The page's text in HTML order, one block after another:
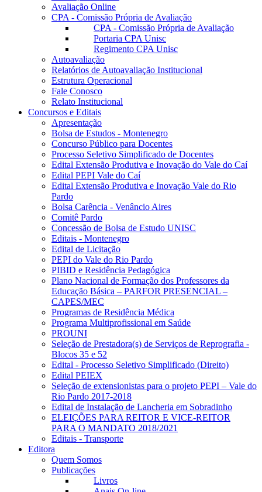
Avaliação Online
CPA - Comissão Própria de Avaliação
CPA - Comissão Própria de Avaliação
Portaria CPA Unisc
Regimento CPA Unisc
Autoavaliação
Relatórios de Autoavaliação Institucional
Estrutura Operacional
Fale Conosco
Relato Institucional
Concursos e Editais
Apresentação
Bolsa de Estudos - Montenegro
Concurso Público para Docentes
Processo Seletivo Simplificado de Docentes
Edital Extensão Produtiva e Inovação do Vale do Caí
Edital PEPI Vale do Caí
Edital Extensão Produtiva e Inovação Vale do Rio
Pardo
Bolsa Carência - Venâncio Aires
Comitê Pardo
Concessão de Bolsa de Estudo UNISC
Editais - Montenegro
Edital de Licitação
PEPI do Vale do Rio Pardo
PIBID e Residência Pedagógica
Plano Nacional de Formação dos Professores da
Educação Básica – PARFOR PRESENCIAL –
CAPES/MEC
Programas de Residência Médica
Programa Multiprofissional em Saúde
PROUNI
Seleção de Prestadora(s) de Serviços de Reprografia -
Blocos 35 e 52
Edital - Processo Seletivo Simplificado (Direito)
Edital PEIEX
Seleção de extensionistas para o projeto PEPI – Vale do
Rio Pardo 2017-2018
Edital de Instalação de Lancheria em Sobradinho
ELEIÇÕES PARA REITOR E VICE-REITOR
PARA O MANDATO 2018/2021
Editais - Transporte
Editora
Quem Somos
Publicações
Livros